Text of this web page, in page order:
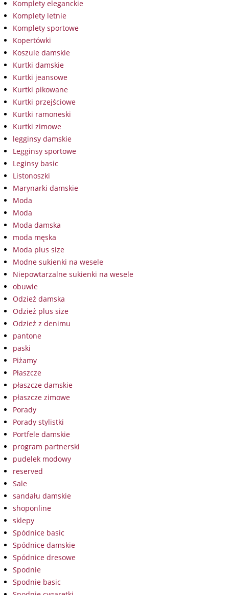
Komplety eleganckie
Komplety letnie
Komplety sportowe
Kopertówki
Koszule damskie
Kurtki damskie
Kurtki jeansowe
Kurtki pikowane
Kurtki przejściowe
Kurtki ramoneski
Kurtki zimowe
legginsy damskie
Legginsy sportowe
Leginsy basic
Listonoszki
Marynarki damskie
Moda
Moda
Moda damska
moda męska
Moda plus size
Modne sukienki na wesele
Niepowtarzalne sukienki na wesele
obuwie
Odzież damska
Odzież plus size
Odzież z denimu
pantone
paski
Piżamy
Płaszcze
płaszcze damskie
płaszcze zimowe
Porady
Porady stylistki
Portfele damskie
program partnerski
pudelek modowy
reserved
Sale
sandału damskie
shoponline
sklepy
Spódnice basic
Spódnice damskie
Spódnice dresowe
Spodnie
Spodnie basic